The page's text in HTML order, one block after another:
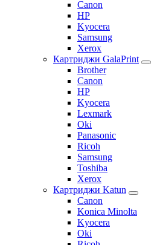
Canon
HP
Kyocera
Samsung
Xerox
Картриджи GalaPrint
Brother
Canon
HP
Kyocera
Lexmark
Oki
Panasonic
Ricoh
Samsung
Toshiba
Xerox
Картриджи Katun
Canon
Konica Minolta
Kyocera
Oki